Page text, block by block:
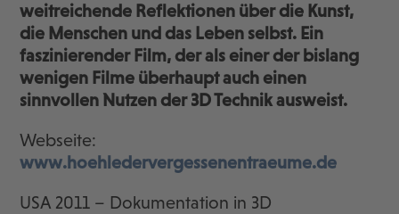
weitreichende Reflektionen über die Kunst,
die Menschen und das Leben selbst. Ein
faszinierender Film, der als einer der bislang
wenigen Filme überhaupt auch einen
sinnvollen Nutzen der 3D Technik ausweist.
Webseite:
www.hoehledervergessenentraeume.de
USA 2011 – Dokumentation in 3D